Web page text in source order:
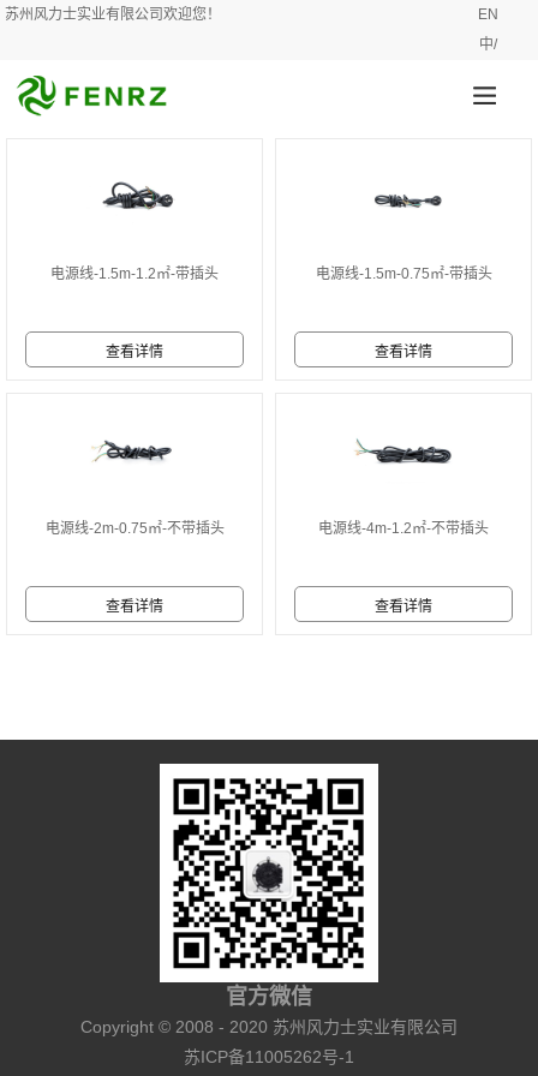
苏州风力士实业有限公司欢迎您！
EN
中/
电源线-1.5m-1.2㎡-带插头 电源线-1.5m-0.75㎡-带插头
电源线-2m-0.75㎡-不带插头 电源线-4m-1.2㎡-不带插头
官方微信
Copyright © 2008 - 2020 苏州风力士实业有限公司
苏ICP备11005262号-1